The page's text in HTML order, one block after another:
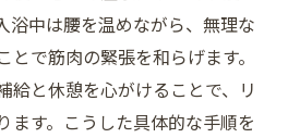
浴中は腰を温めながら、無理な
とで筋肉の緊張を和らげます。
給と休憩を心がけることで、リ
ます。こうした具体的な手順を